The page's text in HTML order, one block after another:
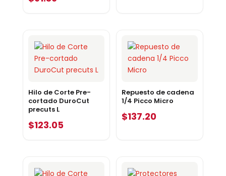
Hilo de Corte Pre-
cortado DuroCut
precuts L
$123.05
Repuesto de cadena
1/4 Picco Micro
$137.20